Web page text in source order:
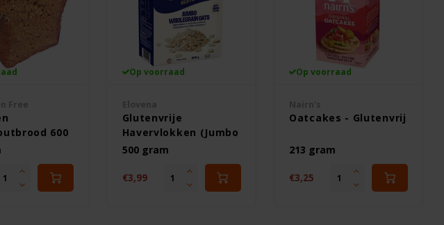
600
&
Op voorraad
Glutenvrije
Havervlokken (Jumbo
Oats)
500 gram
€3,99
Op voorraad
Oatcakes - Glutenvrij
213 gram
€3,25